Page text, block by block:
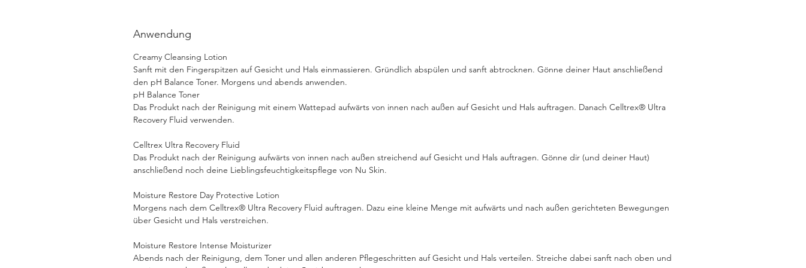
- pH Balance Toner
Protective Lotion
Anwendung
Creamy Cleansing Lotion
Sanft mit den Fingerspitzen auf Gesicht und Hals einmassieren. Gründlich abspülen und sanft abtrocknen. Gönne deiner Haut anschließend
den pH Balance Toner. Morgens und abends anwenden.
pH Balance Toner
Das Produkt nach der Reinigung mit einem Wattepad aufwärts von innen nach außen auf Gesicht und Hals auftragen. Danach Celltrex® Ultra
Recovery Fluid verwenden.
Celltrex Ultra Recovery Fluid
Das Produkt nach der Reinigung aufwärts von innen nach außen streichend auf Gesicht und Hals auftragen. Gönne dir (und deiner Haut)
anschließend noch deine Lieblingsfeuchtigkeitspflege von Nu Skin.
Moisture Restore Day Protective Lotion
Morgens nach dem Celltrex® Ultra Recovery Fluid auftragen. Dazu eine kleine Menge mit aufwärts und nach außen gerichteten Bewegungen
über Gesicht und Hals verstreichen.
Moisture Restore Intense Moisturizer
Abends nach der Reinigung, dem Toner und allen anderen Pflegeschritten auf Gesicht und Hals verteilen. Streiche dabei sanft nach oben und